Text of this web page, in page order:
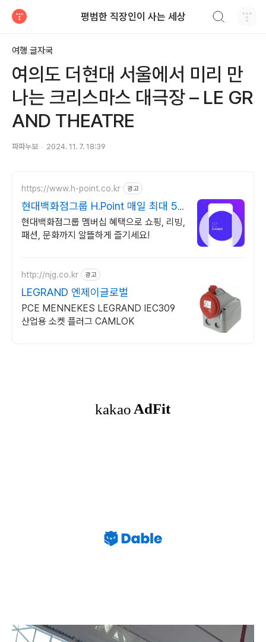
평범한 직장인이 사는 세상
여행 글자국
여의도 더현대 서울에서 미리 만
나는 크리스마스 대극장 – LE GR
AND THEATRE
파파누보 2024. 11. 7. 18:39
https://www.h-point.co.kr 광고
현대백화점그룹 H.Point 매일 최대 5
천 포인트 적립
현대백화점그룹 멤버십 혜택으로 쇼핑, 리빙,
패션, 문화까지 알뜰하게 즐기세요!
http://njg.co.kr 광고
LEGRAND 엔제이글로벌
PCE MENNEKES LEGRAND IEC309
산업용 소켓 플러그 CAMLOK